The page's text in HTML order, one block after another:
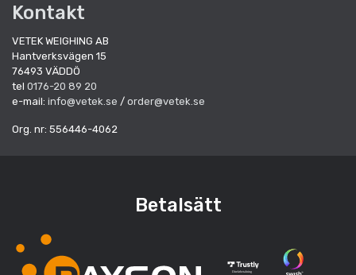
Kontakt
VETEK WEIGHING AB
Hantverksvägen 15
76493 VÄDDÖ
tel 0176-20 89 20
e-mail: info@vetek.se / order@vetek.se
Org. nr: 556446-4062
Betalsätt